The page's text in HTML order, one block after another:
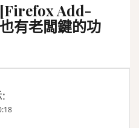
[Firefox Add-
有老闆鍵的功